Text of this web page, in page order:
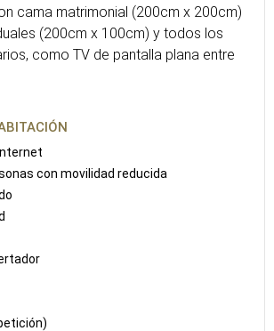
cama matrimonial (200cm x 200cm)
(200cm x 100cm) y todos los
como TV de pantalla plana entre
con movilidad reducida